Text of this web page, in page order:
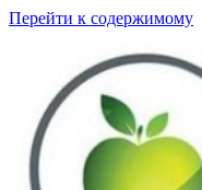
Перейти к содержимому